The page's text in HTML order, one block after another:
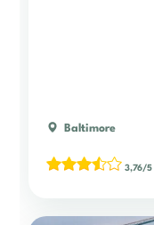
Baltimore
3,76/5